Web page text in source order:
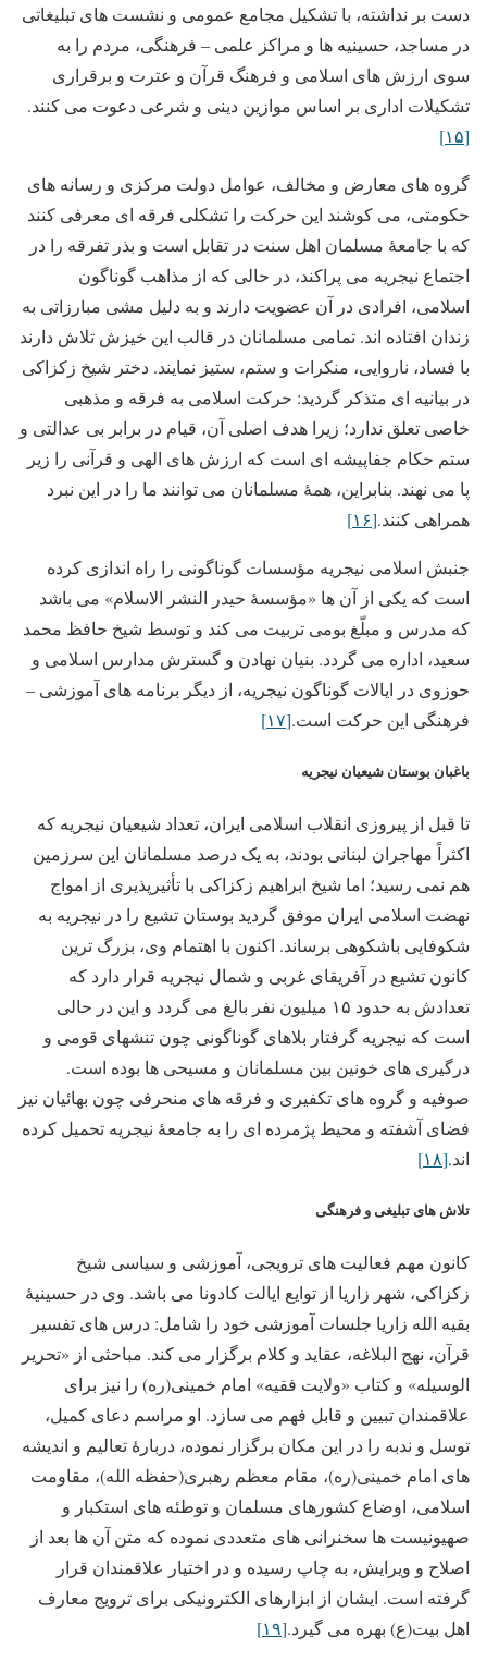
دست بر نداشته، با تشکیل مجامع عمومی و نشست های تبلیغاتی
در مساجد، حسینیه ها و مراکز علمی – فرهنگی، مردم را به
سوی ارزش های اسلامی و فرهنگ قرآن و عترت و برقراری
تشکیلات اداری بر اساس موازین دینی و شرعی دعوت می کنند.
[۱۵]
گروه های معارض و مخالف، عوامل دولت مرکزی و رسانه های
حکومتی، می کوشند این حرکت را تشکلی فرقه ای معرفی کنند
که با جامعۀ مسلمان اهل سنت در تقابل است و بذر تفرقه را در
اجتماع نیجریه می پراکند، در حالی که از مذاهب گوناگون
اسلامی، افرادی در آن عضویت دارند و به دلیل مشی مبارزاتی به
زندان افتاده اند. تمامی مسلمانان در قالب این خیزش تلاش دارند
با فساد، ناروایی، منکرات و ستم، ستیز نمایند. دختر شیخ زکزاکی
در بیانیه ای متذکر گردید: حرکت اسلامی به فرقه و مذهبی
خاصی تعلق ندارد؛ زیرا هدف اصلی آن، قیام در برابر بی عدالتی و
ستم حکام جفاپیشه ای است که ارزش های الهی و قرآنی را زیر
پا می نهند. بنابراین، همۀ مسلمانان می توانند ما را در این نبرد
همراهی کنند.[۱۶]
جنبش اسلامی نیجریه مؤسسات گوناگونی را راه اندازی کرده
است که یکی از آن ها «مؤسسۀ حیدر النشر الاسلام» می باشد
که مدرس و مبلّغ بومی تربیت می کند و توسط شیخ حافظ محمد
سعید، اداره می گردد. بنیان نهادن و گسترش مدارس اسلامی و
حوزوی در ایالات گوناگون نیجریه، از دیگر برنامه های آموزشی –
فرهنگی این حرکت است.[۱۷]
باغبان بوستان شیعیان نیجریه
تا قبل از پیروزی انقلاب اسلامی ایران، تعداد شیعیان نیجریه که
اکثراً مهاجران لبنانی بودند، به یک درصد مسلمانان این سرزمین
هم نمی رسید؛ اما شیخ ابراهیم زکزاکی با تأثیرپذیری از امواج
نهضت اسلامی ایران موفق گردید بوستان تشیع را در نیجریه به
شکوفایی باشکوهی برساند. اکنون با اهتمام وی، بزرگ ترین
کانون تشیع در آفریقای غربی و شمال نیجریه قرار دارد که
تعدادش به حدود ۱۵ میلیون نفر بالغ می گردد و این در حالی
است که نیجریه گرفتار بلاهای گوناگونی چون تنشهای قومی و
درگیری های خونین بین مسلمانان و مسیحی ها بوده است.
صوفیه و گروه های تکفیری و فرقه های منحرفی چون بهائیان نیز
فضای آشفته و محیط پژمرده ای را به جامعۀ نیجریه تحمیل کرده
اند.[۱۸]
تلاش های تبلیغی و فرهنگی
کانون مهم فعالیت های ترویجی، آموزشی و سیاسی شیخ
زکزاکی، شهر زاریا از توایع ایالت کادونا می باشد. وی در حسینیۀ
بقیه الله زاریا جلسات آموزشی خود را شامل: درس های تفسیر
قرآن، نهج البلاغه، عقاید و کلام برگزار می کند. مباحثی از «تحریر
الوسیله» و کتاب «ولایت فقیه» امام خمینی(ره) را نیز برای
علاقمندان تبیین و قابل فهم می سازد. او مراسم دعای کمیل،
توسل و ندبه را در این مکان برگزار نموده، دربارۀ تعالیم و اندیشه
های امام خمینی(ره)، مقام معظم رهبری(حفظه الله)، مقاومت
اسلامی، اوضاع کشورهای مسلمان و توطئه های استکبار و
صهیونیست ها سخنرانی های متعددی نموده که متن آن ها بعد از
اصلاح و ویرایش، به چاپ رسیده و در اختیار علاقمندان قرار
گرفته است. ایشان از ابزارهای الکترونیکی برای ترویج معارف
اهل بیت(ع) بهره می گیرد.[۱۹]